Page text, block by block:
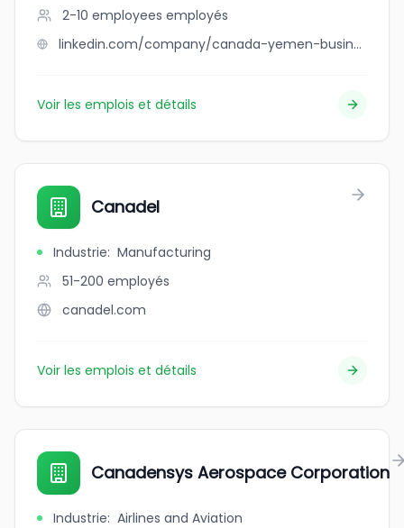
2-10 employees employés
linkedin.com/company/canada-yemen-business-council-cybc
Voir les emplois et détails
Canadel
Industrie: Manufacturing
51-200 employés
canadel.com
Voir les emplois et détails
Canadensys Aerospace Corporation
Industrie: Airlines and Aviation